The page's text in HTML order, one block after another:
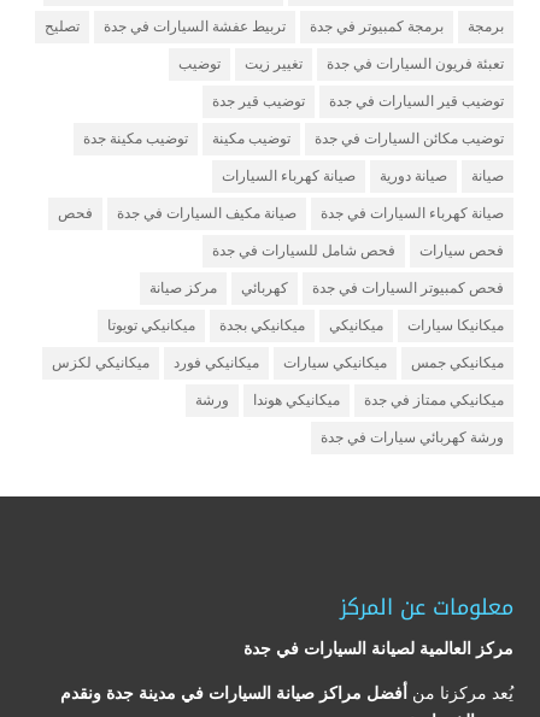
برمجة برمجة كمبيوتر في جدة تربيط عفشة السيارات في جدة تصليح
تعبئة فريون السيارات في جدة تغيير زيت توضيب
توضيب قير السيارات في جدة توضيب قير جدة
توضيب مكائن السيارات في جدة توضيب مكينة توضيب مكينة جدة
صيانة صيانة دورية صيانة كهرباء السيارات
صيانة كهرباء السيارات في جدة صيانة مكيف السيارات في جدة فحص
فحص سيارات فحص شامل للسيارات في جدة
فحص كمبيوتر السيارات في جدة كهربائي مركز صيانة
ميكانيكا سيارات ميكانيكي ميكانيكي بجدة ميكانيكي تويوتا
ميكانيكي جمس ميكانيكي سيارات ميكانيكي فورد ميكانيكي لكزس
ميكانيكي ممتاز في جدة ميكانيكي هوندا ورشة
ورشة كهربائي سيارات في جدة
معلومات عن المركز
مركز العالمية لصيانة السيارات في جدة
يُعد مركزنا من أفضل مراكز صيانة السيارات في مدينة جدة ونقدم